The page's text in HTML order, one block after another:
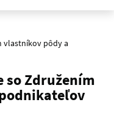
vlastníkov pôdy a
so Združením